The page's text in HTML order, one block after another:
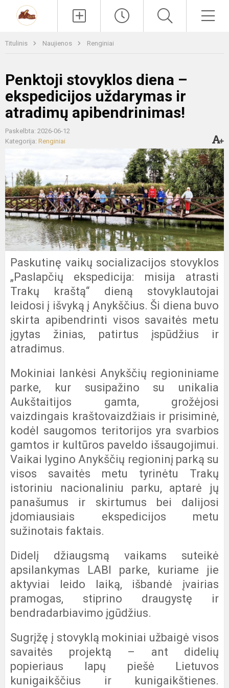
Titulinis Naujienos Renginiai
Penktoji stovyklos diena –
ekspedicijos uždarymas ir
atradimų apibendrinimas!
Paskelbta: 2026-06-12
Kategorija: Renginiai
Paskutinę vaikų socializacijos stovyklos
„Paslapčių ekspedicija: misija atrasti
Trakų kraštą“ dieną stovyklautojai
leidosi į išvyką į Anykščius. Ši diena buvo
skirta apibendrinti visos savaitės metu
įgytas žinias, patirtus įspūdžius ir
atradimus.
Mokiniai lankėsi Anykščių regioniniame
parke, kur susipažino su unikalia
Aukštaitijos gamta, grožėjosi
vaizdingais kraštovaizdžiais ir prisiminė,
kodėl saugomos teritorijos yra svarbios
gamtos ir kultūros paveldo išsaugojimui.
Vaikai lygino Anykščių regioninį parką su
visos savaitės metu tyrinėtu Trakų
istoriniu nacionaliniu parku, aptarė jų
panašumus ir skirtumus bei dalijosi
įdomiausiais ekspedicijos metu
sužinotais faktais.
Didelį džiaugsmą vaikams suteikė
apsilankymas LABI parke, kuriame jie
aktyviai leido laiką, išbandė įvairias
pramogas, stiprino draugystę ir
bendradarbiavimo įgūdžius.
Sugrįžę į stovyklą mokiniai užbaigė visos
savaitės projektą – ant didelių
popieriaus lapų piešė Lietuvos
kunigaikščius ir kunigaikštienes.